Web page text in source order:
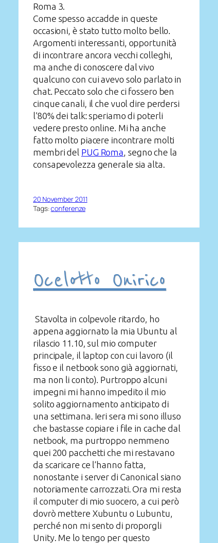
Roma 3.
Come spesso accadde in queste
occasioni, è stato tutto molto bello.
Argomenti interessanti, opportunità
di incontrare ancora vecchi colleghi,
ma anche di conoscere dal vivo
qualcuno con cui avevo solo parlato in
chat. Peccato solo che ci fossero ben
cinque canali, il che vuol dire perdersi
l’80% dei talk: speriamo di poterli
vedere presto online. Mi ha anche
fatto molto piacere incontrare molti
membri del PUG Roma, segno che la
consapevolezza generale sia alta.
20 November 2011
Tags:conferenze
Ocelotto Onirico
Stavolta in colpevole ritardo, ho
appena aggiornato la mia Ubuntu al
rilascio 11.10, sul mio computer
principale, il laptop con cui lavoro (il
fisso e il netbook sono già aggiornati,
ma non li conto). Purtroppo alcuni
impegni mi hanno impedito il mio
solito aggiornamento anticipato di
una settimana. Ieri sera mi sono illuso
che bastasse copiare i file in cache dal
netbook, ma purtroppo nemmeno
quei 200 pacchetti che mi restavano
da scaricare ce l’hanno fatta,
nonostante i server di Canonical siano
notoriamente carrozzati. Ora mi resta
il computer di mio suocero, a cui però
dovrò mettere Xubuntu o Lubuntu,
perché non mi sento di proporgli
Unity. Me lo tengo per questo